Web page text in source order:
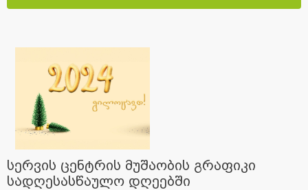
სერვის ცენტრის მუშაობის გრაფიკი
სადღესასწაულო დღეებში